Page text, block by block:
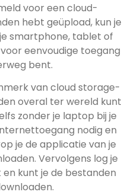
voor een cloud-
hebt geüpload, kun je
smartphone, tablet of
eenvoudige toegang
bent.
van cloud storage-
overal ter wereld kunt
zonder je laptop bij je
nodig en
je de applicatie van je
Vervolgens log je
kunt je de bestanden